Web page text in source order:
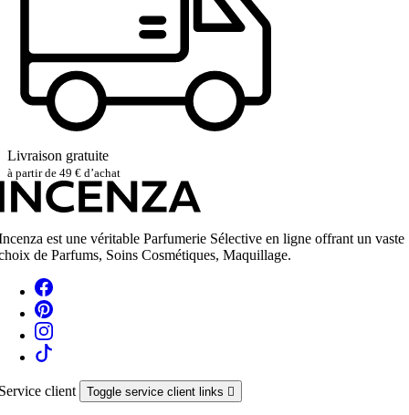
Livraison gratuite
à partir de 49 € d’achat
est une véritable Parfumerie Sélective en ligne offrant un vaste
de Parfums, Soins Cosmétiques, Maquillage.
client Toggle service client links 